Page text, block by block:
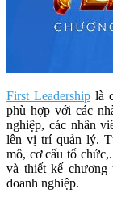
First Leadership là
phù hợp với các
nghiệp, các nhân
lên vị trí quản lý.
mô, cơ cấu tổ
và thiết kế
doanh nghiệp.